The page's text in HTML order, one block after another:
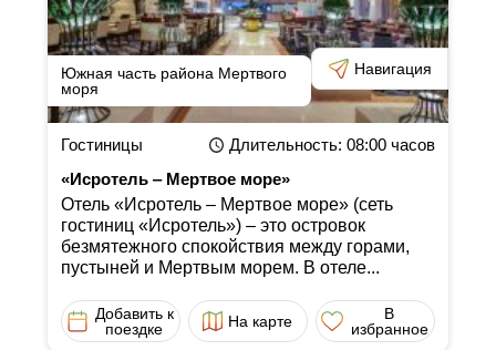
Южная часть района Мертвого
моря
Навигация
Гостиницы Длительность: 08:00часов
«Исротель ‒ Мертвое море»
Отель «Исротель ‒ Мертвое море» (сеть
гостиниц «Исротель») ‒ это островок
безмятежного спокойствия между горами,
пустыней и Мертвым морем. В отеле...
Добавить к
поездке
На карте
В
избранное